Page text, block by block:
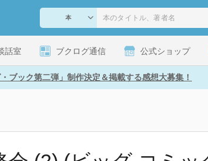
話室 ブクログ通信 公式ショップ
・ブック第二弾」制作決定＆掲載する感想大募集！